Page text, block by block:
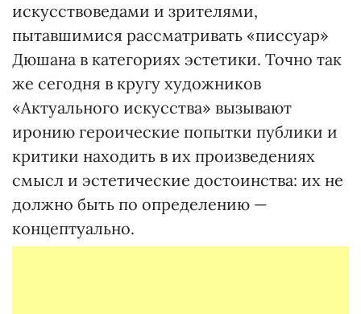
искусствоведами и зрителями,
пытавшимися рассматривать «писсуар»
Дюшана в категориях эстетики. Точно так
же сегодня в кругу художников
«Актуального искусства» вызывают
иронию героические попытки публики и
критики находить в их произведениях
смысл и эстетические достоинства: их не
должно быть по определению —
концептуально.